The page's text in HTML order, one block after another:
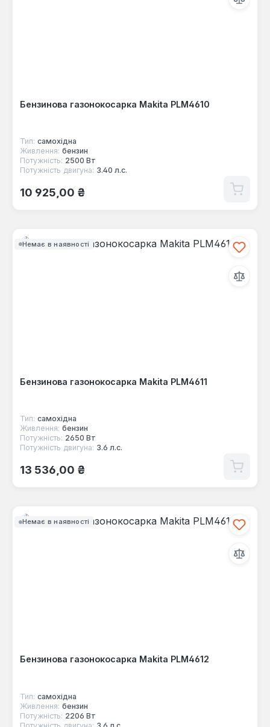
Бензинова газонокосарка Makita PLM4610
Тип: самохідна
Живлення: бензин
Потужність: 2500 Вт
Потужність двигуна: 3.40 л.с.
Звичайна ціна:
10 925,00 ₴
Немає в наявності
Бензинова газонокосарка Makita PLM4611
Тип: самохідна
Живлення: бензин
Потужність: 2650 Вт
Потужність двигуна: 3.6 л.с.
Звичайна ціна:
13 536,00 ₴
Немає в наявності
Бензинова газонокосарка Makita PLM4612
Тип: самохідна
Живлення: бензин
Потужність: 2206 Вт